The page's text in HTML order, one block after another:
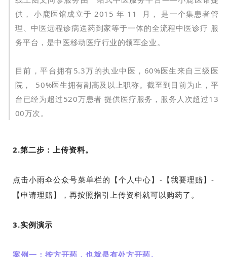
供， 小鹿医馆成立于 2015 年 11 月， 是一个集患者管
理、中医远程诊病送药到家等于一体的全流程中医诊疗 服
务平台，是中医移动医疗行业的领军企业。
目前，平台拥有5.3万的执业中医，60%医生来自三级医
院， 50%医生拥有副高及以上职称。截至到目前为止，平
台已经为超过520万患者 提供医疗服务，服务人次超过13
00万次。
2.第二步：上传资料。
点击小雨伞公众号菜单栏的【个人中心】-【我要理赔】-
【申请理赔】，再按照指引上传资料就可以购药了。
3.实例演示
案例一：按方开药，也就是有处方开药。